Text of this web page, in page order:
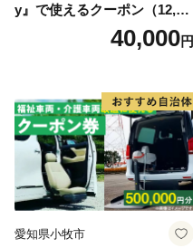
y』で使えるクーポン（12,00
40,000円
愛知県小牧市